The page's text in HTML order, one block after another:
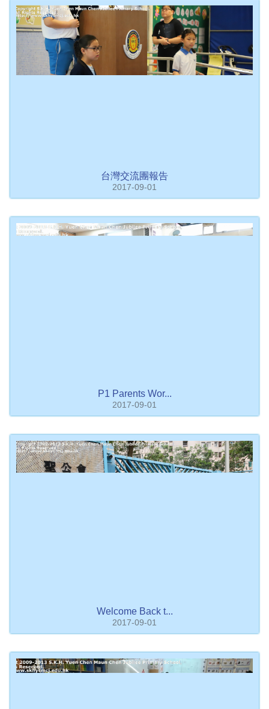
台灣交流團報告
2017-09-01
P1 Parents Wor...
2017-09-01
Welcome Back t...
2017-09-01